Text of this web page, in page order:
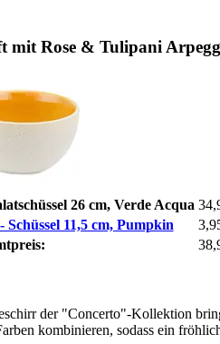
mit Rose & Tulipani
26 cm, Verde Acqua
11,5 cm, Pumpkin
der "Concerto"-Kollektion
kombinieren, sodass ein